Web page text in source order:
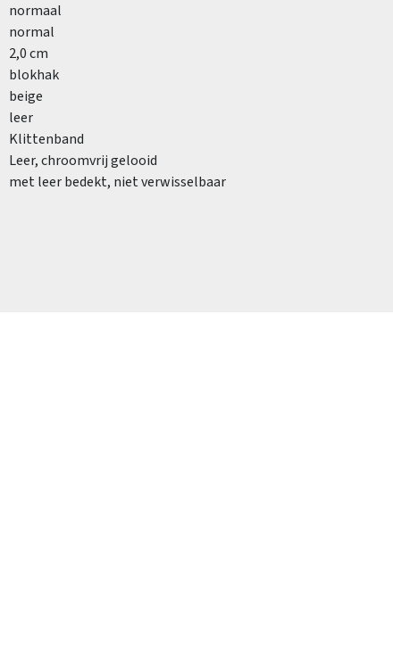
normaal
normal
2,0 cm
blokhak
beige
leer
Klittenband
Leer, chroomvrij gelooid
met leer bedekt, niet verwisselbaar